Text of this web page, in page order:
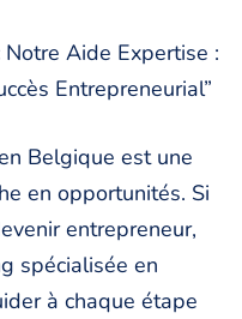
Notre Aide Expertise :
Entrepreneurial”
Belgique est une
en opportunités. Si
entrepreneur,
spécialisée en
à chaque étape